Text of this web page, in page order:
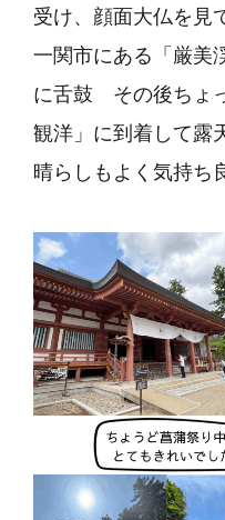
受け、顔面大仏を見
一関市にある 「厳美
に舌鼓 その後ちょ
観洋」 に到着して露
晴らしもよく気持ち